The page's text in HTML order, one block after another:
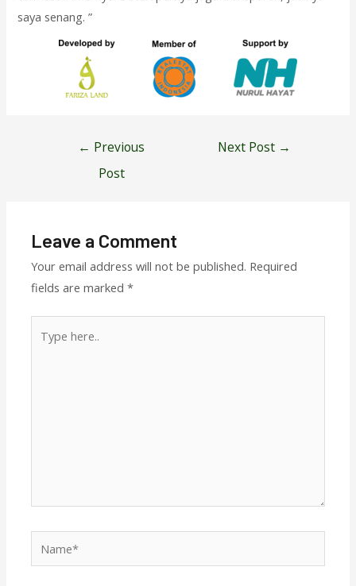
saya senang. ”
← Previous
Post
Next Post →
Leave a Comment
Your email address will not be published. Required
fields are marked*
here..